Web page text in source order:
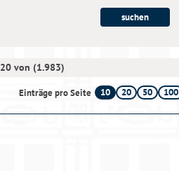
von (1.983)
Einträge pro Seite 10 20 50 100